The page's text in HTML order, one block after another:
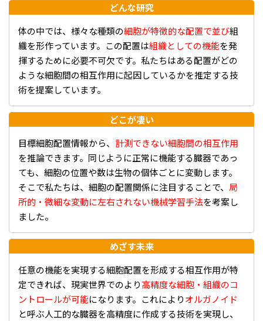
どんな研究
体の中では、様々な種類の細胞が特徴的な配置で並び組
織を形作っています。この配置は組織としての機能を発
揮するために必要不可欠です。私たちはある配置がどの
ような細胞間の相互作用に起因しているかを推定する技
術を提案しています。
どこが凄い
目標細胞配置情報から、 計測できない細胞間の相互作用
を推論できます。同じように正常に機能する臓器であっ
ても、細胞の位置や数は生物の個体ごとに変動します。
そこで私たちは、細胞の配置関係に注目することで、 局
所的・微細な変動に左右されない機械学習手法を考案し
ました。
めざす未来
任意の機能を実現する細胞配置を形成する相互作用が特
定できれば、現実世界でのより高精度な細胞・組織のコ
ントロールが可能になります。これによりオルガノイド
と呼ぶ人工的な臓器を高精度に作成する技術を実現し、